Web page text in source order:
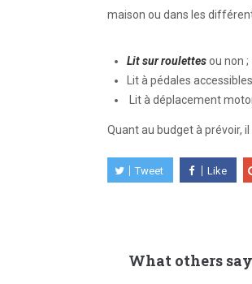
maison ou dans les
Lit sur roulettesou non ;
Lit à pédales
Lit à déplacement
Quant au budget à prévoir,
Tweet Like
What others